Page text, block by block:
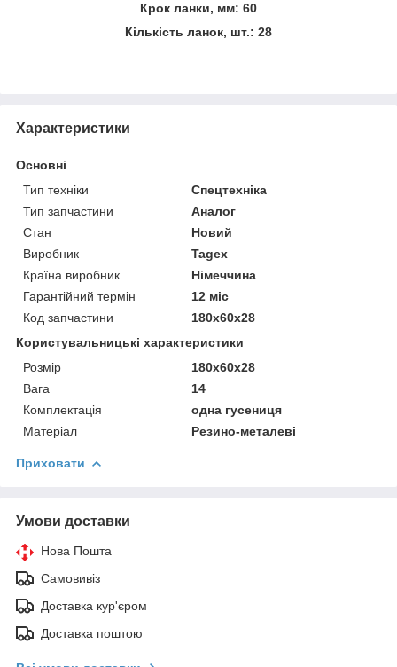
Крок ланки, мм: 60
Кількість ланок, шт.: 28
Характеристики
Основні
Тип техніки
Спецтехніка
Тип запчастини
Аналог
Стан
Новий
Виробник
Tagex
Країна виробник
Німеччина
Гарантійний термін
12 міс
Код запчастини
180x60x28
Користувальницькі характеристики
Розмір
180x60x28
Вага
14
Комплектація
одна гусениця
Матеріал
Резино-металеві
Приховати
Умови доставки
Нова Пошта
Самовивіз
Доставка кур'єром
Доставка поштою